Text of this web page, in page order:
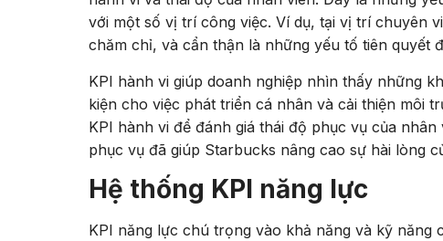
với một số vị trí công việc. Ví dụ, tại vị trí chuyên
chăm chỉ, và cẩn thận là những yếu tố tiên quyết
KPI hành vi giúp doanh nghiệp nhìn thấy những
kiện cho việc phát triển cá nhân và cải thiện môi
KPI hành vi để đánh giá thái độ phục vụ của
phục vụ đã giúp Starbucks nâng cao sự hài lòng
Hệ thống KPI năng lực
KPI năng lực chú trọng vào khả năng và kỹ năng